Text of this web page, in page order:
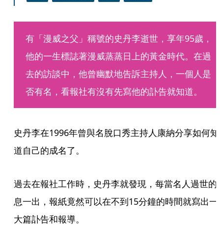
有「漫威之父」稱號的史丹李逝世，享年95歲，
他的一生標誌著漫威蒸蒸日上的黃金時代。在過
去的訪談中，他曾幽默地告訴主持人，一個人是
否有名，看報社有沒有先寫他的訃告就知道。
史丹李在1996年曾與名脫口秀主持人康納分享如何知
道自己的成名了。
過去在報社工作時，史丹李就發現，每當名人過世的
息一出，報紙竟然可以在不到15分鐘的時間就寫出一
大篇訃告和報導。